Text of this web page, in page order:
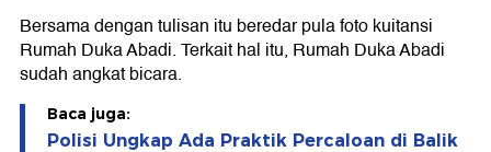
Bersama dengan tulisan itu beredar pula foto kuitansi
Rumah Duka Abadi. Terkait hal itu, Rumah Duka Abadi
sudah angkat bicara.
Baca juga:
Polisi Ungkap Ada Praktik Percaloan di Balik